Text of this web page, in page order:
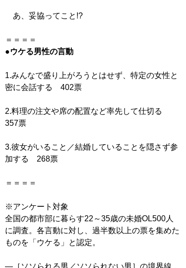
あ、妥協ってこと!?
●ウケる男性の言動
1.みんなで盛り上がろうとはせず、特定の女性と
密に会話する 402票
2.料理の注文や席の配置など率先して仕切る
357票
3.彼女がいること／結婚していることを隠さず参
加する 268票
＝＝＝＝
※アンケート対象
全国の都市部に暮らす22～35歳の未婚OL500人
に調査。各言動に対し、過半数以上の票を集めた
ものを「ウケる」と認定。
―［ソソられる男／ソソられない男］の境界線